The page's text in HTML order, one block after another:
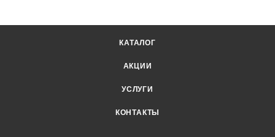
КАТАЛОГ
АКЦИИ
УСЛУГИ
КОНТАКТЫ